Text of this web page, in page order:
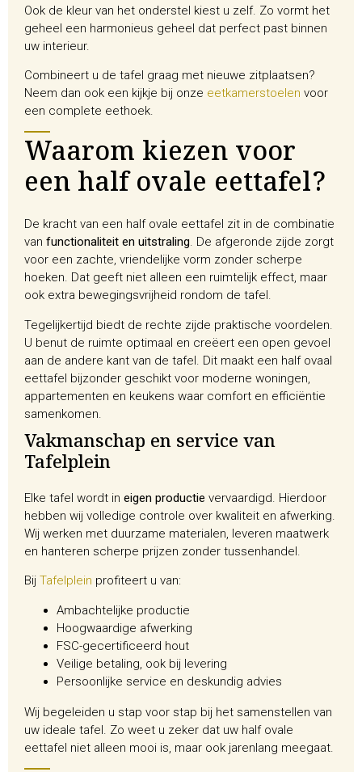
Ook de kleur van het onderstel kiest u zelf. Zo vormt het
geheel een harmonieus geheel dat perfect past binnen
uw interieur.
Combineert u de tafel graag met nieuwe zitplaatsen?
Neem dan ook een kijkje bij onze eetkamerstoelen voor
een complete eethoek.
Waarom kiezen voor
een half ovale eettafel?
De kracht van een half ovale eettafel zit in de combinatie
van functionaliteit en uitstraling. De afgeronde zijde zorgt
voor een zachte, vriendelijke vorm zonder scherpe
hoeken. Dat geeft niet alleen een ruimtelijk effect, maar
ook extra bewegingsvrijheid rondom de tafel.
Tegelijkertijd biedt de rechte zijde praktische voordelen.
U benut de ruimte optimaal en creëert een open gevoel
aan de andere kant van de tafel. Dit maakt een half ovaal
eettafel bijzonder geschikt voor moderne woningen,
appartementen en keukens waar comfort en efficiëntie
samenkomen.
Vakmanschap en service van
Tafelplein
Elke tafel wordt in eigen productie vervaardigd. Hierdoor
hebben wij volledige controle over kwaliteit en afwerking.
Wij werken met duurzame materialen, leveren maatwerk
en hanteren scherpe prijzen zonder tussenhandel.
Bij Tafelplein profiteert u van:
Ambachtelijke productie
Hoogwaardige afwerking
FSC-gecertificeerd hout
Veilige betaling, ook bij levering
Persoonlijke service en deskundig advies
Wij begeleiden u stap voor stap bij het samenstellen van
uw ideale tafel. Zo weet u zeker dat uw half ovale
eettafel niet alleen mooi is, maar ook jarenlang meegaat.